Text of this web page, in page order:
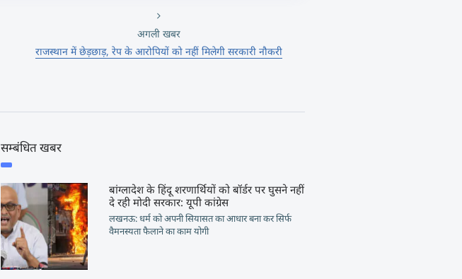
अगली खबर
राजस्थान में छेड़छाड़, रेप के आरोपियों को नहीं मिलेगी सरकारी नौकरी
सम्बंधित खबर
बांग्लादेश के हिंदू शरणार्थियों को बॉर्डर पर घुसने नहीं
दे रही मोदी सरकार: यूपी कांग्रेस
लखनऊ: धर्म को अपनी सियासत का आधार बना कर सिर्फ
वैमनस्यता फैलाने का काम योगी